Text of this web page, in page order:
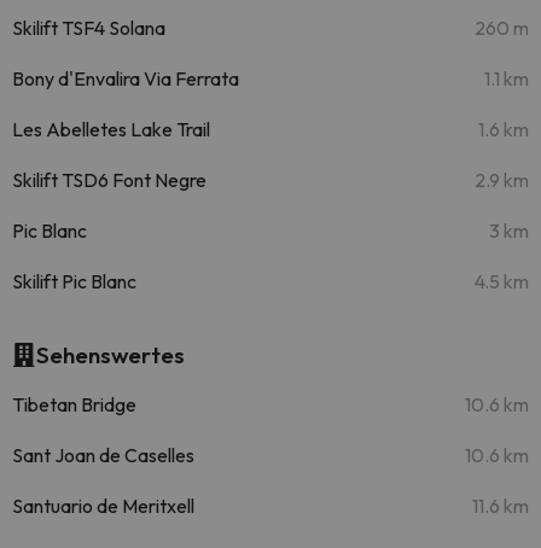
Skilift TSF4 Solana 260 m
Bony d'Envalira Via Ferrata 1.1 km
Les Abelletes Lake Trail 1.6 km
Skilift TSD6 Font Negre 2.9 km
Pic Blanc 3 km
Skilift Pic Blanc 4.5 km
Sehenswertes
Tibetan Bridge 10.6 km
Sant Joan de Caselles 10.6 km
Santuario de Meritxell 11.6 km